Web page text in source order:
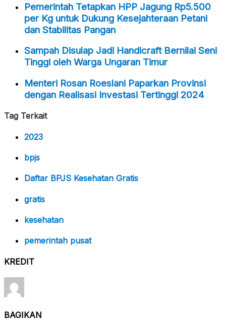
Pemerintah Tetapkan HPP Jagung Rp5.500
per Kg untuk Dukung Kesejahteraan Petani
dan Stabilitas Pangan
Sampah Disulap Jadi Handicraft Bernilai Seni
Tinggi oleh Warga Ungaran Timur
Menteri Rosan Roeslani Paparkan Provinsi
dengan Realisasi Investasi Tertinggi 2024
Tag Terkait
2023
bpjs
Daftar BPJS Kesehatan Gratis
gratis
kesehatan
pemerintah pusat
KREDIT
BAGIKAN